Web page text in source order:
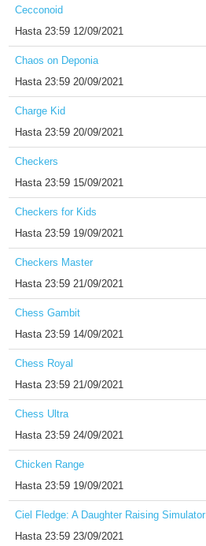
Cecconoid
Hasta23:59 12/09/2021
Chaos on Deponia
Hasta23:59 20/09/2021
Charge Kid
Hasta23:59 20/09/2021
Checkers
Hasta23:59 15/09/2021
Checkers for Kids
Hasta23:59 19/09/2021
Checkers Master
Hasta23:59 21/09/2021
Chess Gambit
Hasta23:59 14/09/2021
Chess Royal
Hasta23:59 21/09/2021
Chess Ultra
Hasta23:59 24/09/2021
Chicken Range
Hasta23:59 19/09/2021
Ciel Fledge: A Daughter Raising Simulator
Hasta23:59 23/09/2021